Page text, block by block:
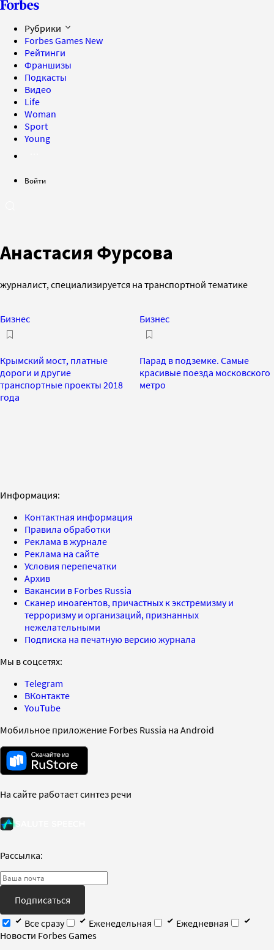
Рубрики
Forbes Games New
Рейтинги
Франшизы
Подкасты
Видео
Life
Woman
Sport
Young
Войти
Анастасия Фурсова
журналист, специализируется на транспортной тематике
Бизнес
Крымский мост, платные
дороги и другие
транспортные проекты 2018
года
Бизнес
Парад в подземке. Самые
красивые поезда московского
метро
Информация:
Контактная информация
Правила обработки
Реклама в журнале
Реклама на сайте
Условия перепечатки
Архив
Вакансии в Forbes Russia
Сканер иноагентов, причастных к экстремизму и
терроризму и организаций, признанных
нежелательными
Подписка на печатную версию журнала
Мы в соцсетях:
Telegram
ВКонтакте
YouTube
Мобильное приложение Forbes Russia на Android
На сайте работает синтез речи
Рассылка:
Подписаться
Все сразу
Еженедельная
Ежедневная
Новости Forbes Games